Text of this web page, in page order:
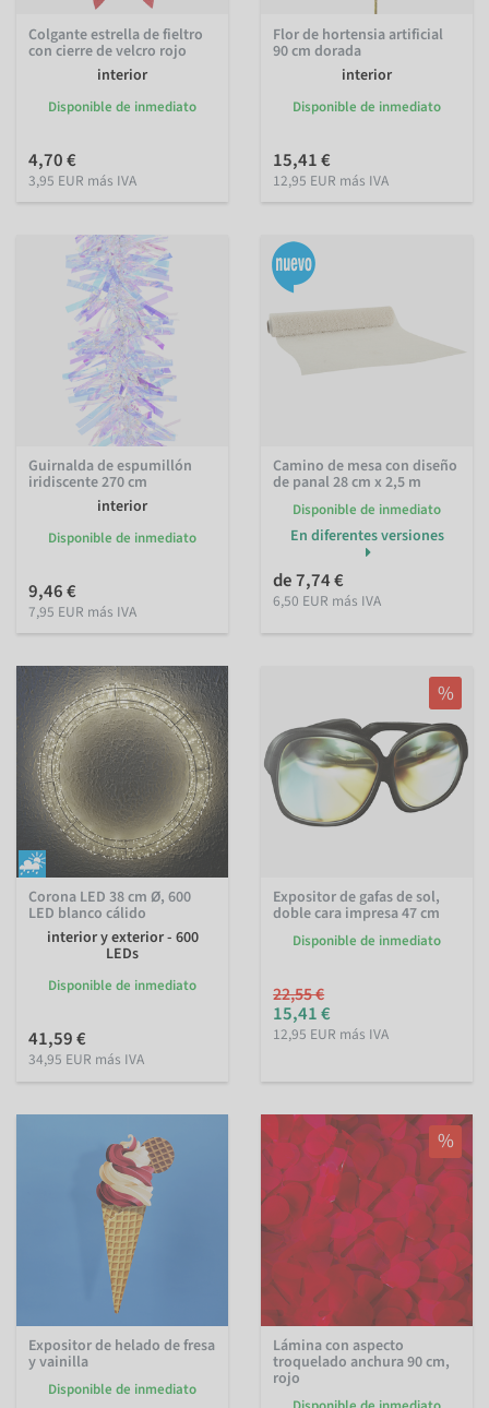
Colgante estrella de fieltro
con cierre de velcro rojo
interior
Disponible de inmediato
4,70 €
3,95 EUR más IVA
Flor de hortensia artificial
90 cm dorada
interior
Disponible de inmediato
15,41 €
12,95 EUR más IVA
Guirnalda de espumillón
iridiscente 270 cm
interior
Disponible de inmediato
9,46 €
7,95 EUR más IVA
Camino de mesa con diseño
de panal 28 cm x 2,5 m
Disponible de inmediato
En diferentes versiones
de 7,74 €
6,50 EUR más IVA
Corona LED 38 cm Ø, 600
LED blanco cálido
interior y exterior - 600
LEDs
Disponible de inmediato
41,59 €
34,95 EUR más IVA
%
Expositor de gafas de sol,
doble cara impresa 47 cm
Disponible de inmediato
22,55 €
15,41 €
12,95 EUR más IVA
Expositor de helado de fresa
y vainilla
Disponible de inmediato
%
Lámina con aspecto
troquelado anchura 90 cm,
rojo